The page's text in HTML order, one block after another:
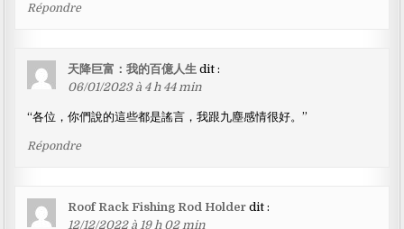
Répondre
天降巨富：我的百億人生 dit :
06/01/2023 à 4 h 44 min
“各位，你們說的這些都是謠言，我跟九塵感情很好。”
Répondre
Roof Rack Fishing Rod Holder dit :
12/12/2022 à 19 h 02 min